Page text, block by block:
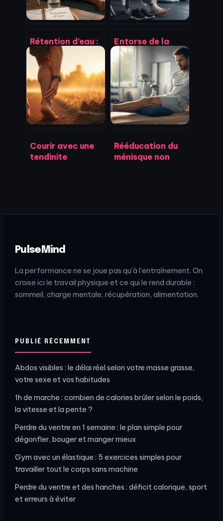
Rétention d’eau :
comment
dégonfler
naturellement en
évitant le piège
du sel caché
Entorse de la
cheville : le
protocole RICE et
les 4 signaux
d’alerte pour
consulter
Courir avec une
tendinite
Rééducation du
ménisque non
PulseMind
La performance ne se joue pas qu'à l'entraînement. On
croise ici le travail physique et ce qui le rend durable :
sommeil, charge mentale, récupération, alimentation.
PUBLIÉ RÉCEMMENT
Abdos visibles : le délai réel selon votre masse grasse,
votre sexe et vos habitudes
1h de marche : combien de calories brûler selon le poids,
la vitesse et la pente ?
Perdre du ventre en 1 semaine : le plan simple pour
dégonfler, bouger et manger mieux
Gym avec un élastique : 5 exercices simples pour
travailler tout le corps sans machine
Perdre du ventre et des hanches : déficit calorique, sport
et erreurs à éviter